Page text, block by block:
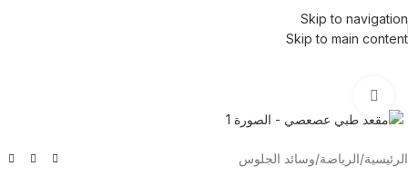
Skip to navigation
Skip to main content
الرئيسية/الرياضة/وسائد الجلوس